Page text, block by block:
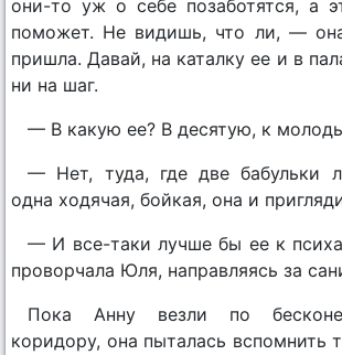
они-то уж о себе позаботятся, а
поможет. Не видишь, что ли, —
пришла. Давай, на каталку ее и в
ни на шаг.
— В какую ее? В десятую, к
— Нет, туда, где две бабульки
одна ходячая, бойкая, она и
— И все-таки лучше бы ее к
проворчала Юля, направляясь за
Пока Анну везли по
коридору, она пыталась вспомнить